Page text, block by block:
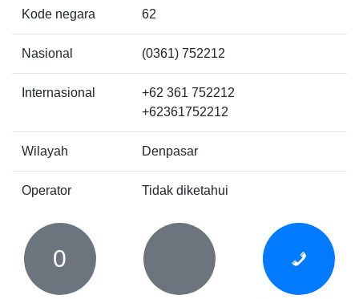
Kode negara 62
Nasional (0361) 752212
Internasional
+62 361 752212
+62361752212
Wilayah Denpasar
Operator Tidak diketahui
0